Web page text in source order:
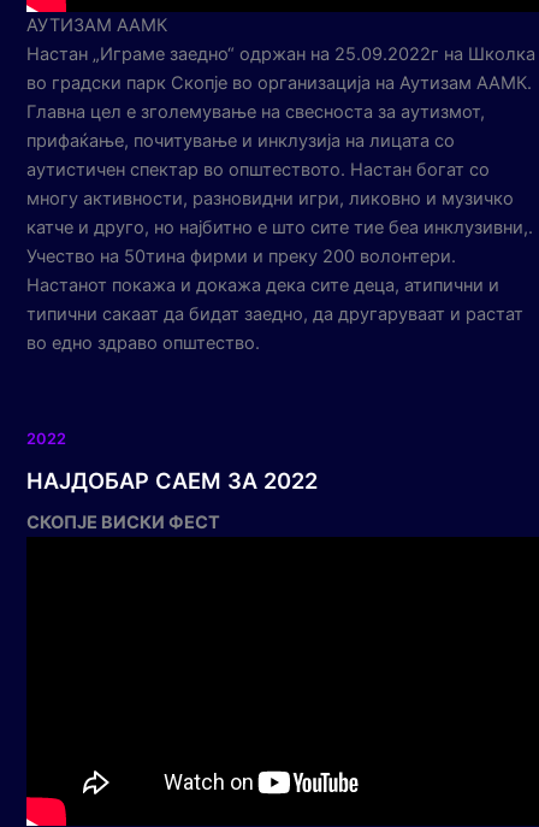
АУТИЗАМ ААМК
Настан „Играме заедно“ одржан на 25.09.2022г на Школка
во градски парк Скопје во организација на Аутизам ААМК.
Главна цел е зголемување на свесноста за аутизмот,
прифаќање, почитување и инклузија на лицата со
аутистичен спектар во општеството. Настан богат со
многу активности, разновидни игри, ликовно и музичко
катче и друго, но најбитно е што сите тие беа инклузивни,.
Учество на 50тина фирми и преку 200 волонтери.
Настанот покажа и докажа дека сите деца, атипични и
типични сакаат да бидат заедно, да другаруваат и растат
во едно здраво општество.
2022
НАЈДОБАР САЕМ ЗА 2022
СКОПЈЕ ВИСКИ ФЕСТ